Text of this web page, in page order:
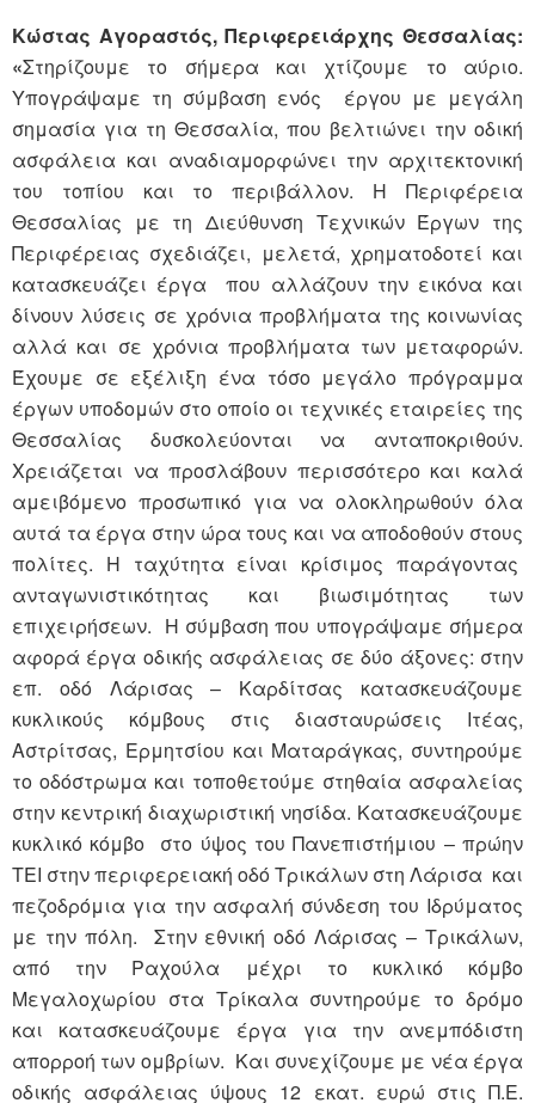
Κώστας Αγοραστός, Περιφερειάρχης Θεσσαλίας:
«Στηρίζουμε το σήμερα και χτίζουμε το αύριο.
Υπογράψαμε τη σύμβαση ενός έργου με μεγάλη
σημασία για τη Θεσσαλία, που βελτιώνει την οδική
ασφάλεια και αναδιαμορφώνει την αρχιτεκτονική
του τοπίου και το περιβάλλον. Η Περιφέρεια
Θεσσαλίας με τη Διεύθυνση Τεχνικών Έργων της
Περιφέρειας σχεδιάζει, μελετά, χρηματοδοτεί και
κατασκευάζει έργα που αλλάζουν την εικόνα και
δίνουν λύσεις σε χρόνια προβλήματα της κοινωνίας
αλλά και σε χρόνια προβλήματα των μεταφορών.
Έχουμε σε εξέλιξη ένα τόσο μεγάλο πρόγραμμα
έργων υποδομών στο οποίο οι τεχνικές εταιρείες της
Θεσσαλίας δυσκολεύονται να ανταποκριθούν.
Χρειάζεται να προσλάβουν περισσότερο και καλά
αμειβόμενο προσωπικό για να ολοκληρωθούν όλα
αυτά τα έργα στην ώρα τους και να αποδοθούν στους
πολίτες. Η ταχύτητα είναι κρίσιμος παράγοντας
ανταγωνιστικότητας και βιωσιμότητας των
επιχειρήσεων. Η σύμβαση που υπογράψαμε σήμερα
αφορά έργα οδικής ασφάλειας σε δύο άξονες: στην
επ. οδό Λάρισας – Καρδίτσας κατασκευάζουμε
κυκλικούς κόμβους στις διασταυρώσεις Ιτέας,
Αστρίτσας, Ερμητσίου και Ματαράγκας, συντηρούμε
το οδόστρωμα και τοποθετούμε στηθαία ασφαλείας
στην κεντρική διαχωριστική νησίδα. Κατασκευάζουμε
κυκλικό κόμβο στο ύψος του Πανεπιστήμιου – πρώην
ΤΕΙ στην περιφερειακή οδό Τρικάλων στη Λάρισα και
πεζοδρόμια για την ασφαλή σύνδεση του Ιδρύματος
με την πόλη. Στην εθνική οδό Λάρισας – Τρικάλων,
από την Ραχούλα μέχρι το κυκλικό κόμβο
Μεγαλοχωρίου στα Τρίκαλα συντηρούμε το δρόμο
και κατασκευάζουμε έργα για την ανεμπόδιστη
απορροή των ομβρίων. Και συνεχίζουμε με νέα έργα
οδικής ασφάλειας ύψους 12 εκατ. ευρώ στις Π.Ε.